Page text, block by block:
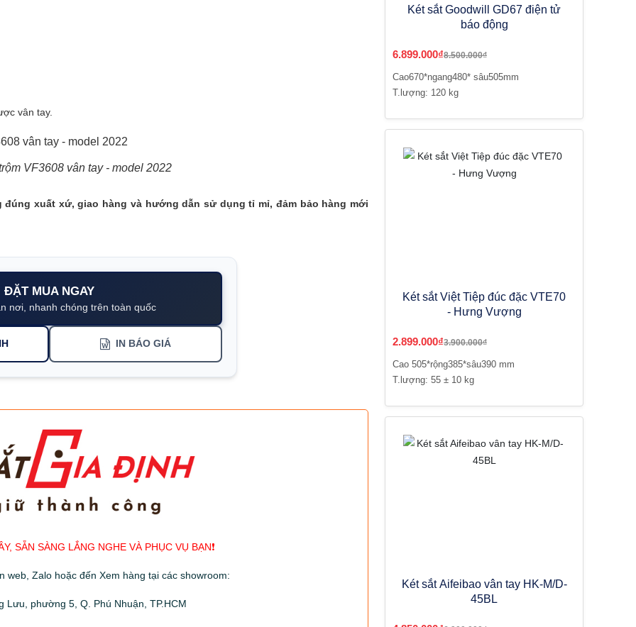
vân tay.
VF3608 vân tay - model 2022
xuất xứ, giao hàng và hướng dẫn sử dụng tỉ mỉ, đảm bảo hàng mới
ĐẶT MUA NGAY
nơi, nhanh chóng trên toàn quốc
IN BÁO GIÁ
SẴN SÀNG LẮNG NGHE VÀ PHỤC VỤ BẠN❗️
web, Zalo hoặc đến Xem hàng tại các showroom:
Lưu, phường 5, Q. Phú Nhuận, TP.HCM
Két sắt Goodwill GD67 điện tử
báo động
6.899.000₫8.500.000₫
Cao670*ngang480* sâu505mm
T.lượng: 120 kg
Két sắt Việt Tiệp đúc đặc VTE70
- Hưng Vượng
2.899.000₫3.900.000₫
Cao 505*rộng385*sâu390 mm
T.lượng: 55 ± 10 kg
Két sắt Aifeibao vân tay HK-M/D-
45BL